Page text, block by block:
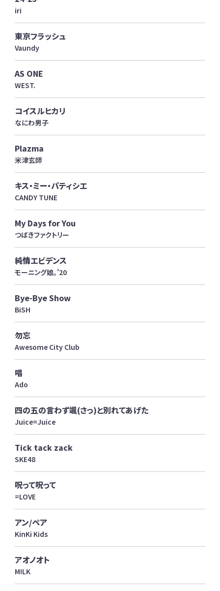
iri
東京フラッシュ
Vaundy
AS ONE
WEST.
コイスルヒカリ
なにわ男子
Plazma
米津玄師
キス・ミー・パティシエ
CANDY TUNE
My Days for You
つばきファクトリー
純情エビデンス
モーニング娘。'20
Bye-Bye Show
BiSH
勿忘
Awesome City Club
唱
Ado
四の五の言わず颯(さっ)と別れてあげた
Juice=Juice
Tick tack zack
SKE48
呪って呪って
=LOVE
アン/ペア
KinKi Kids
アオノオト
M!LK